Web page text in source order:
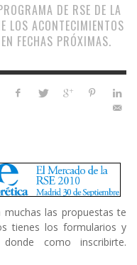
DE RSE DE LA
LOS ACONTECIMIENTOS
FECHAS PRÓXIMAS.
muchas las propuestas te
tienes los formularios y
como inscribirte.